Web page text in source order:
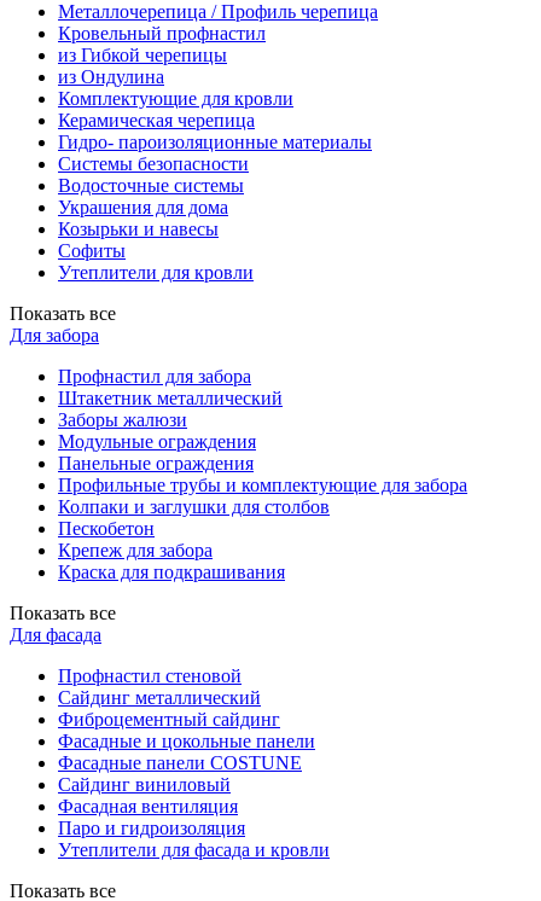
Металлочерепица / Профиль черепица
Кровельный профнастил
из Гибкой черепицы
из Ондулина
Комплектующие для кровли
Керамическая черепица
Гидро- пароизоляционные материалы
Системы безопасности
Водосточные системы
Украшения для дома
Козырьки и навесы
Софиты
Утеплители для кровли
Показать все
Для забора
Профнастил для забора
Штакетник металлический
Заборы жалюзи
Модульные ограждения
Панельные ограждения
Профильные трубы и комплектующие для забора
Колпаки и заглушки для столбов
Пескобетон
Крепеж для забора
Краска для подкрашивания
Показать все
Для фасада
Профнастил стеновой
Сайдинг металлический
Фиброцементный сайдинг
Фасадные и цокольные панели
Фасадные панели COSTUNE
Сайдинг виниловый
Фасадная вентиляция
Паро и гидроизоляция
Утеплители для фасада и кровли
Показать все